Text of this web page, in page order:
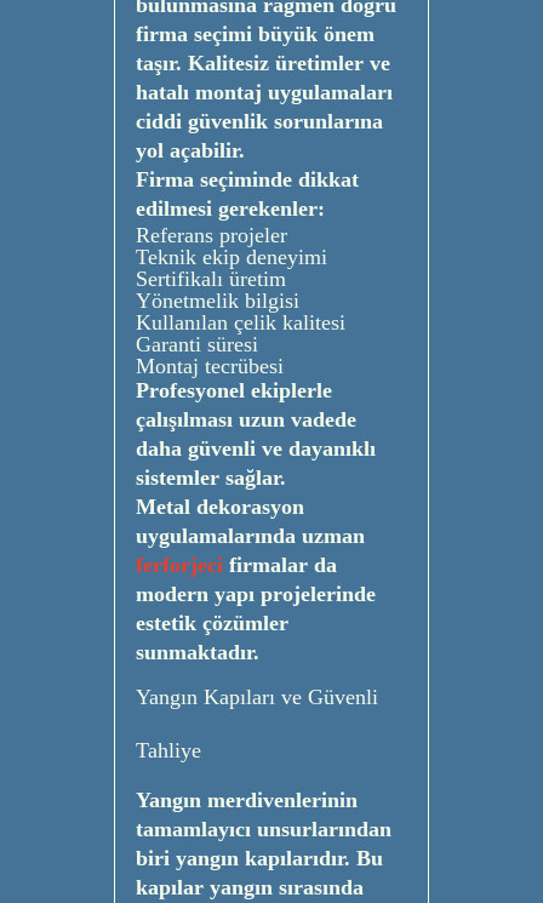
bulunmasına rağmen doğru
firma seçimi büyük önem
taşır. Kalitesiz üretimler ve
hatalı montaj uygulamaları
ciddi güvenlik sorunlarına
yol açabilir.
Firma seçiminde dikkat
edilmesi gerekenler:
Referans projeler
Teknik ekip deneyimi
Sertifikalı üretim
Yönetmelik bilgisi
Kullanılan çelik kalitesi
Garanti süresi
Montaj tecrübesi
Profesyonel ekiplerle
çalışılması uzun vadede
daha güvenli ve dayanıklı
sistemler sağlar.
Metal dekorasyon
uygulamalarında uzman
ferforjeci firmalar da
modern yapı projelerinde
estetik çözümler
sunmaktadır.
Yangın Kapıları ve Güvenli
Tahliye
Yangın merdivenlerinin
tamamlayıcı unsurlarından
biri yangın kapılarıdır. Bu
kapılar yangın sırasında